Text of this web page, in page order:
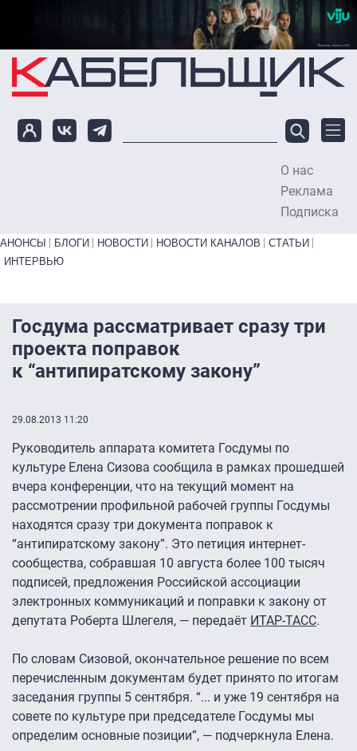
Перейти к основному содержанию
О нас
Реклама
Подписка
Primary links bottom
АНОНСЫ БЛОГИ НОВОСТИ НОВОСТИ КАНАЛОВ
СТАТЬИ
ИНТЕРВЬЮ
Госдума рассматривает сразу три
проекта поправок
к “антипиратскому закону”
29.08.2013 11:20
Руководитель аппарата комитета Госдумы по
культуре Елена Сизова сообщила в рамках прошедшей
вчера конференции, что на текущий момент на
рассмотрении профильной рабочей группы Госдумы
находятся сразу три документа поправок к
“антипиратскому закону”. Это петиция интернет-
сообщества, собравшая 10 августа более 100 тысяч
подписей, предложения Российской ассоциации
электронных коммуникаций и поправки к закону от
депутата Роберта Шлегеля, — передаёт ИТАР-ТАСС.
По словам Сизовой, окончательное решение по всем
перечисленным документам будет принято по итогам
заседания группы 5 сентября. “... и уже 19 сентября на
совете по культуре при председателе Госдумы мы
определим основные позиции”, — подчеркнула Елена.